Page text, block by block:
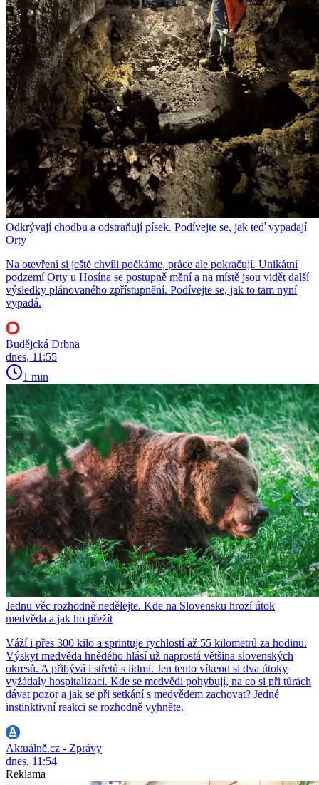
Odkrývají chodbu a odstraňují písek. Podívejte se, jak teď vypadají
Orty
Na otevření si ještě chvíli počkáme, práce ale pokračují. Unikátní
podzemí Orty u Hosína se postupně mění a na místě jsou vidět další
výsledky plánovaného zpřístupnění. Podívejte se, jak to tam nyní
vypadá.
Budějcká Drbna
dnes, 11:55
1 min
Jednu věc rozhodně nedělejte. Kde na Slovensku hrozí útok
medvěda a jak ho přežít
Váží i přes 300 kilo a sprintuje rychlostí až 55 kilometrů za hodinu.
Výskyt medvěda hnědého hlásí už naprostá většina slovenských
okresů. A přibývá i střetů s lidmi. Jen tento víkend si dva útoky
vyžádaly hospitalizaci. Kde se medvědi pohybují, na co si při túrách
dávat pozor a jak se při setkání s medvědem zachovat? Jedné
instinktivní reakci se rozhodně vyhněte.
Aktuálně.cz - Zprávy
dnes, 11:54
Reklama